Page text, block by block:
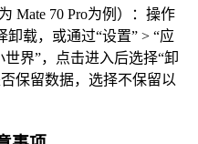
Mate 70 Pro为例）：操作
载，或通过“设置” > “应
世界”，点击进入后选择“卸
保留数据，选择不保留以